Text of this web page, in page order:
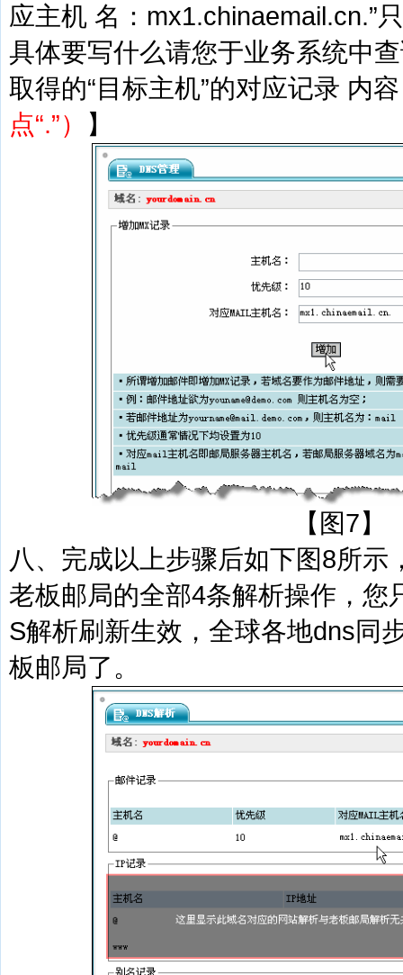
应主机 名：mx1.chinaemail.cn.”
具体要写什么请您于业务系统中
取得的“目标主机”的对应记录 内容
点“.”）
】
【图7】
八、完成以上步骤后如下图8所示
老板邮局的全部4条解析操作，您
S解析刷新生效，全球各地dns同
板邮局了。